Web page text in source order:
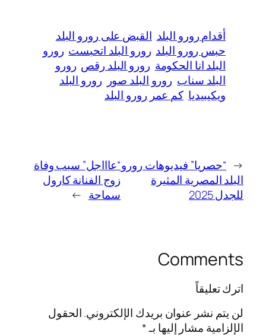
أقدام رورو البلد القبض على رورو البلد
حبس رورو البلد رورو البلد اتحبست رورو
البلد انا الحكومة رورو البلد رقص رورو
البلد سناب رورو البلد صور رورو البلد
ويكيبيديا كم عمر رورو البلد
← “حصريا” فيديوهات رورو
البلد المصرية المثيرة
للجدل 2025
“عاااجل” سبب وفاة
زوج الفنانة كارول
سماحة →
Comments
اترك تعليقاً
لن يتم نشر عنوان بريدك الإلكتروني.الحقول
الإلزامية مشار إليها بـ*